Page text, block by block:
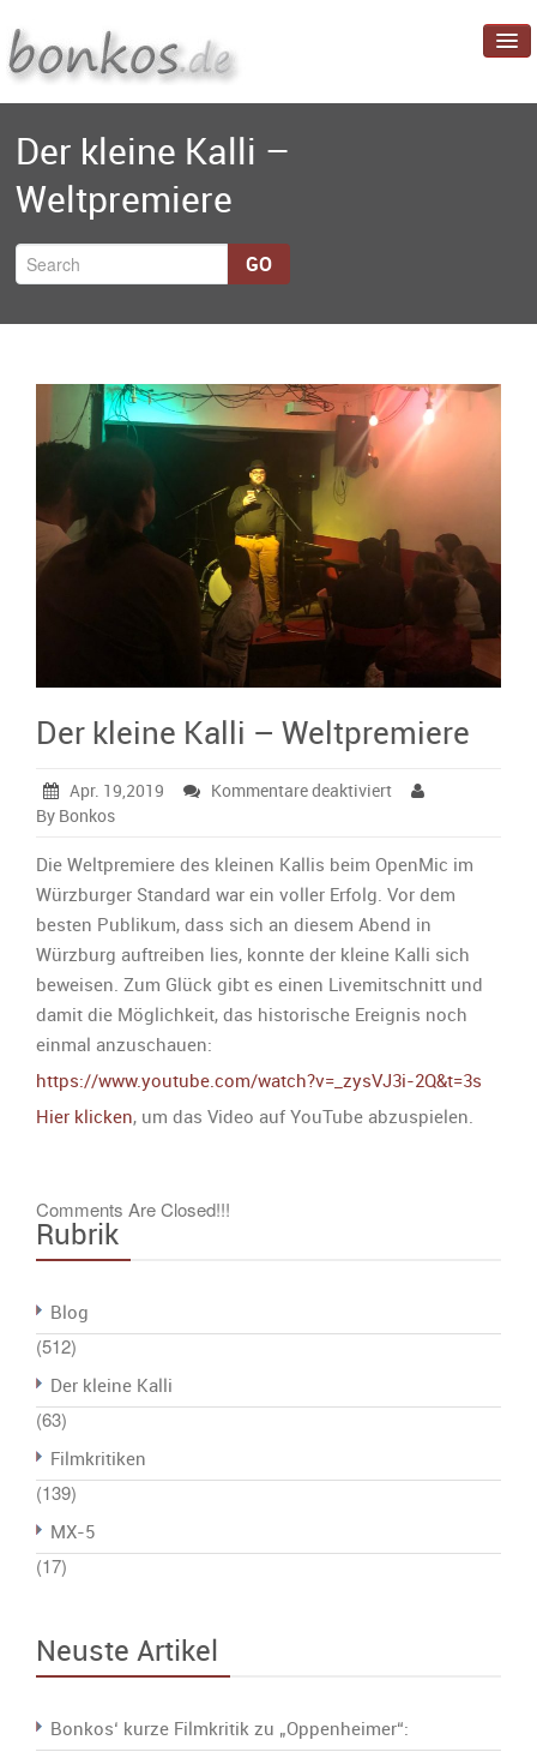
Startseite
Blog
Projekte
Über mich
Der kleine Kalli –
Weltpremiere
GO
Der kleine Kalli – Weltpremiere
Apr. 19,2019 Kommentare deaktiviertfür
Kalli
–
Weltpremiere
By Bonkos
Die Weltpremiere des kleinen Kallis beim OpenMic im
Würzburger Standard war ein voller Erfolg. Vor dem
besten Publikum, dass sich an diesem Abend in
Würzburg auftreiben lies, konnte der kleine Kalli sich
beweisen. Zum Glück gibt es einen Livemitschnitt und
damit die Möglichkeit, das historische Ereignis noch
einmal anzuschauen:
https://www.youtube.com/watch?v=_zysVJ3i-2Q&t=3s
Hier klicken, um das Video auf YouTube abzuspielen.
Comments Are Closed!!!
Rubrik
Blog
(512)
Der kleine Kalli
(63)
Filmkritiken
(139)
MX-5
(17)
Neuste Artikel
Bonkos‘ kurze Filmkritik zu „Oppenheimer“: